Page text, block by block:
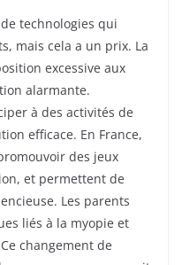
technologies qui
mais cela a un prix. La
excessive aux
alarmante.
à des activités de
efficace. En France,
des jeux
et permettent de
Les parents
liés à la myopie et
changement de